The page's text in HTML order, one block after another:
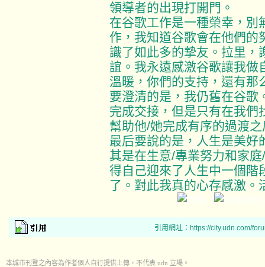
領導者的出現打開門。
在谷歌工作是一種榮幸，別
作，我知道谷歌會在他們的
識了如此多的摯友。拉里，
誼。我永遠感激谷歌讓我做
溫暖，你們的支持，還有那
要澄清的是，我仍舊在谷歌
完成交接，但是只有在我們
幫助他/她完成有序的過渡
最后要說的是，人生是美好
其是在生意/專業努力和家
得自己迎來了人生中一個階
了。對此我真的心存感激
引用網址：https://city.udn.com/
本城市刊登之內容為作者個人自行提供上傳，不代表 udn 立場。